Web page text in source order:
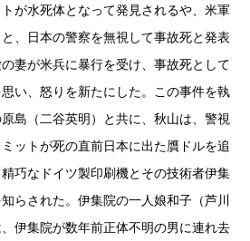
が水死体となって発見されるや、米軍
、日本の警察を無視して事故死と発表
妻が米兵に暴行を受け、事故死として
い、怒りを新たにした。この事件を執
島（二谷英明）と共に、秋山は、警視
ットが死の直前日本に出た贋ドルを追
巧なドイツ製印刷機とその技術者伊集
らされた。伊集院の一人娘和子（芦川
伊集院が数年前正体不明の男に連れ去